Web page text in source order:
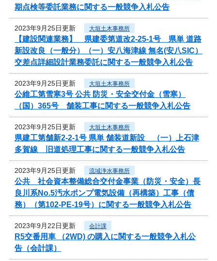
期点検等委託業務に関する一般競争入札公告
2023年9月25日更新 大垣土木事務所
【建設関連業務】 県建委第道改2-25-1号 県単 道路
新設改良（一般分）（一）安八海津線 無名(安八SIC）
交差点詳細設計業務委託に関する一般競争入札公告
2023年9月25日更新 大垣土木事務所
公維工第雪寒3号 公共 防災・安全交付金（雪寒）
（国）365号 舗装工事に関する一般競争入札公告
2023年9月25日更新 大垣土木事務所
県建工第舗新2-2-1号 県単 舗装道新設 （一）上石津
多賀線 旧道処理工事に関する一般競争入札公告
2023年9月25日更新 流域浄水事務所
公共 社会資本整備総合交付金事業（防災・安全）長
良川系No.5汚水ポンプ電気設備（再構築）工事（債
務）（第102-PE-19号）に関する一般競争入札公告
2023年9月22日更新 会計課
R5交番用車 （2WD) の購入に関する一般競争入札公
告（会計課）